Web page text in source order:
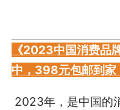
《2023中国消费品
中，398元包邮到家
2023年，是中国的